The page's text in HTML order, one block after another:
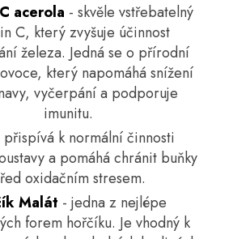
acerola - skvěle vstřebatelný
C, který zvyšuje účinnost
železa. Jedná se o přírodní
který napomáhá snížení
vyčerpání a podporuje
imunitu.
přispívá k normální činnosti
a pomáhá chránit buňky
oxidačním stresem.
Malát - jedna z nejlépe
forem hořčíku. Je vhodný k